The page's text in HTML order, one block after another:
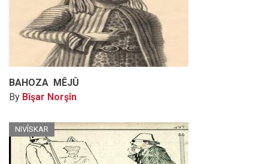
BAHOZA MÊJÛ
By Bîşar Norşîn
NIVÎSKAR